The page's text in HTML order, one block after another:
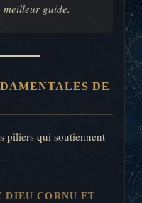
meilleur guide.
DE
piliers qui soutiennent
CORNU ET